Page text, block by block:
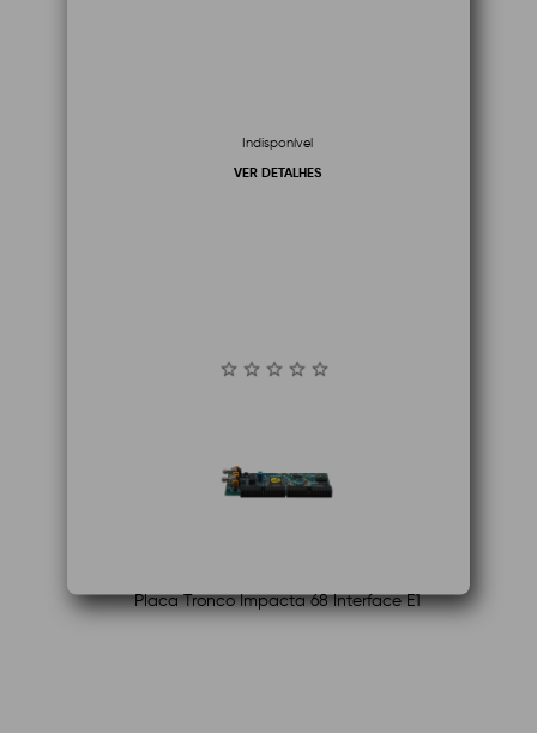
Indisponível
VER DETALHES
Placa Tronco Impacta 68 Interface E1